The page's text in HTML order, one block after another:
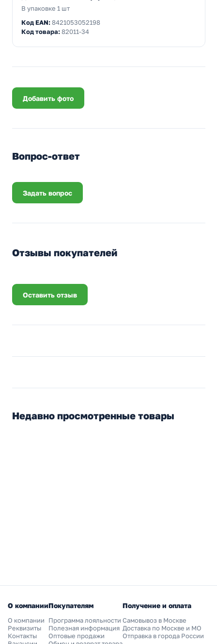
В упаковке 1 шт
Код EAN:8421053052198
Код товара:82011-34
Добавить фото
Вопрос-ответ
Задать вопрос
Отзывы покупателей
Оставить отзыв
Недавно просмотренные товары
О компании
О компании
Реквизиты
Контакты
Покупателям
Программа лояльности
Полезная информация
Оптовые продажи
Получение и оплата
Самовывоз в Москве
Доставка по Москве и МО
Отправка в города России